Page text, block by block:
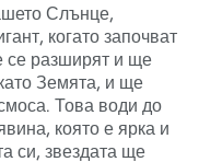
Слънце,
когато започват
се разширят и ще
Земята, и ще
Това води до
която е ярка и
си, звездата ще